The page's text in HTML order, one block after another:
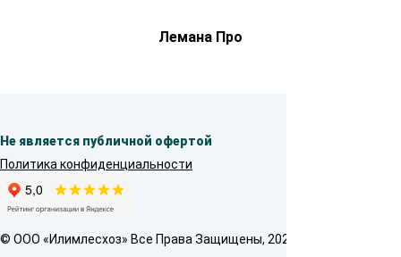
Лемана Про
Не является публичной офертой
Политика конфиденциальности
© OOO «Илимлесхоз» Все Права Защищены, 2026